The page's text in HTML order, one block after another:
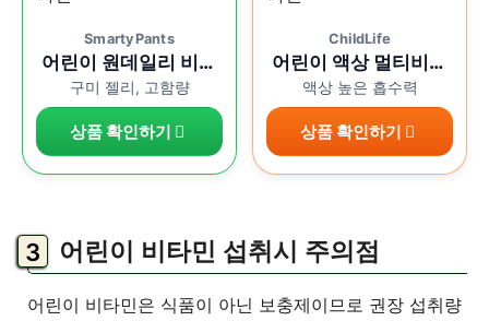
SmartyPants
어린이 원데일리 비타
민
구미 젤리, 고함량
상품 확인하기
ChildLife
어린이 액상 멀티비타
민
액상 높은 흡수력
상품 확인하기
어린이 비타민 섭취시 주의점
어린이 비타민은 식품이 아닌 보충제이므로 권장 섭취량